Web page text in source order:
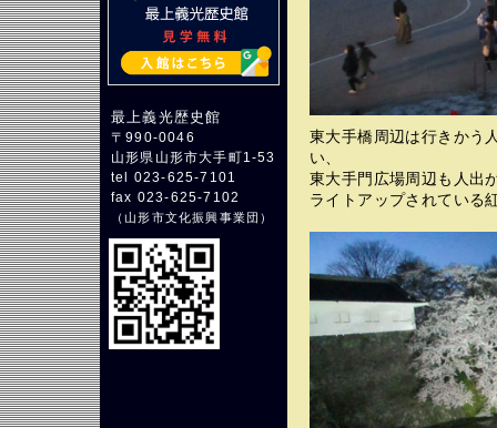
最上義光歴史館
〒990-0046
山形県山形市大手町1-53
tel 023-625-7101
fax 023-625-7102
（山形市文化振興事業団 ）
東大手橋周辺は行きかう
い、
東大手門広場周辺も人出
ライトアップされている